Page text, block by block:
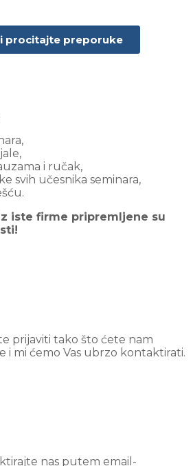
procitajte preporuke
i ručak,
svih učesnika seminara,
iste firme pripremljene su
prijaviti tako što ćete nam
i mi ćemo Vas ubrzo kontaktirati.
nas putem email-